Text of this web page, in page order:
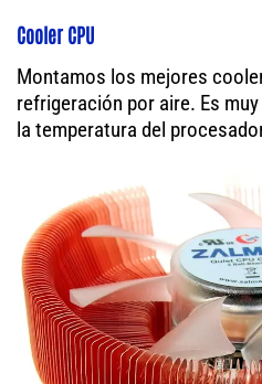
Cooler CPU
Montamos los mejores
refrigeración por aire. Es
la temperatura del